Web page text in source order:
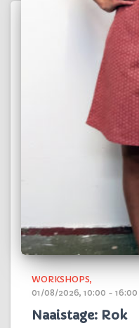
WORKSHOPS
01/08/2026, 10:00 - 16:00
Naaistage: Rok